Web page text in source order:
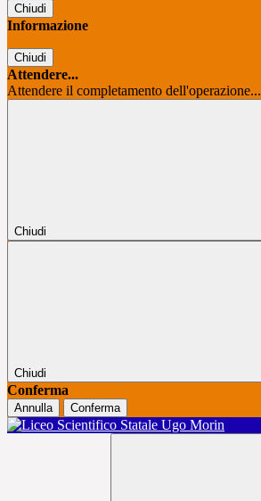
Chiudi
Informazione
Chiudi
Attendere...
Attendere il completamento dell'operazione...
Chiudi
Chiudi
Conferma
Annulla Conferma